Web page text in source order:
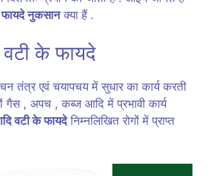
फायदे नुकसानक्या हैं .
वटी के फायदे
तंत्र एवं चयापचय में सुधार का कार्य करती
गैस , अपच , कब्ज आदि में प्रभावी कार्य
वटी के फायदेनिम्नलिखित रोगों में प्राप्त